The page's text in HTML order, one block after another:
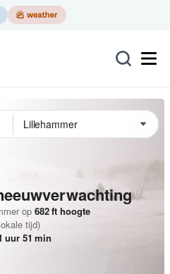
op 682ft hoogte
tijd)
uur 51 min